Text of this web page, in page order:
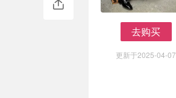
去购买
更新于2025-04-07